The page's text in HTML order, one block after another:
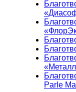
Parle